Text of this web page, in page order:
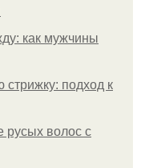
как мужчины
стрижку: подход к
русых волос с